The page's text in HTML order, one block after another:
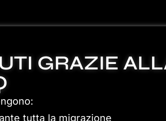
GRAZIE
tutta la migrazione